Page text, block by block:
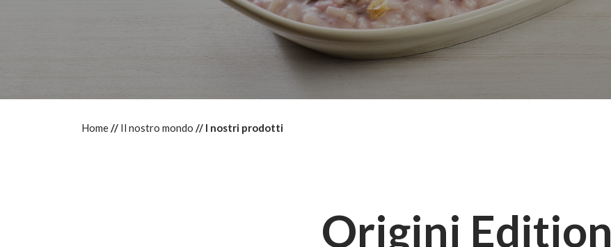
Home Il nostro mondo I nostri prodotti
Origini Edition